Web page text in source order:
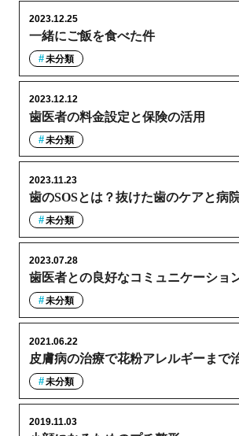
一緒にご飯を食べた件
2023.12.25
未分類
歯医者の料金設定と保険の活用
2023.12.12
未分類
歯のSOSとは？抜けた歯のケアと病
2023.11.23
未分類
歯医者との良好なコミュニケーショ
2023.07.28
未分類
皮膚病の治療で花粉アレルギーまで
2021.06.22
未分類
2019.11.03